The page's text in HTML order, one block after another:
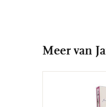
Meer van